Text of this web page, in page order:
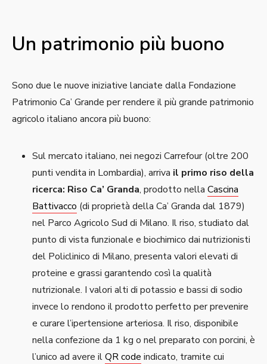
Un patrimonio più buono
Sono due le nuove iniziative lanciate dalla Fondazione
Patrimonio Ca’ Grande per rendere il più grande patrimonio
agricolo italiano ancora più buono:
Sul mercato italiano, nei negozi Carrefour (oltre 200
punti vendita in Lombardia), arriva il primo riso della
ricerca: Riso Ca’ Granda, prodotto nella Cascina
Battivacco (di proprietà della Ca’ Granda dal 1879)
nel Parco Agricolo Sud di Milano. Il riso, studiato dal
punto di vista funzionale e biochimico dai nutrizionisti
del Policlinico di Milano, presenta valori elevati di
proteine e grassi garantendo così la qualità
nutrizionale. I valori alti di potassio e bassi di sodio
invece lo rendono il prodotto perfetto per prevenire
e curare l’ipertensione arteriosa. Il riso, disponibile
nella confezione da 1 kg o nel preparato con porcini, è
l’unico ad avere ilQR code indicato, tramite cui